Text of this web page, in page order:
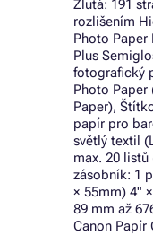
Žlutá: 191
rozlišením
Photo Paper
Plus
fotografický
Photo Paper
Paper),
papír pro
světlý textil
max. 20
zásobník: 1
× 55mm) 4"
89 mm až
Canon Papír